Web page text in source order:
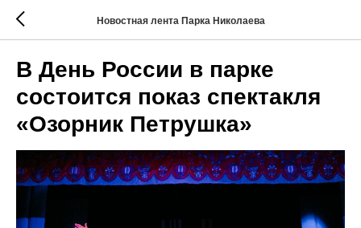
Новостная лента Парка Николаева
В День России в парке
состоится показ спектакля
«Озорник Петрушка»